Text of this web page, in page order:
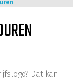
Dat kan!